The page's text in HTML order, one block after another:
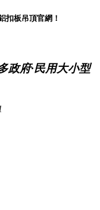
扣板吊頂官網！
政府·民用大小型